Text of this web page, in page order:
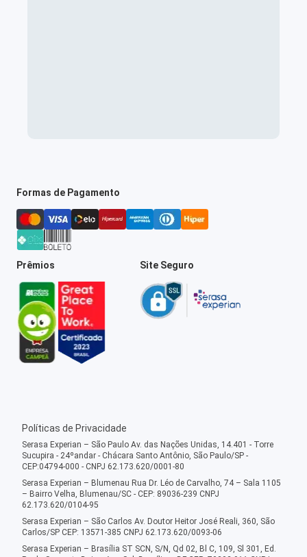
Formas de Pagamento
Prêmios Site Seguro
Políticas de Privacidade
Serasa Experian – São Paulo Av. das Nações Unidas, 14.401 - Torre
Sucupira - 24ºandar - Chácara Santo Antônio, São Paulo/SP -
CEP:04794-000 - CNPJ 62.173.620/0001-80
Serasa Experian – Blumenau Rua Dr. Léo de Carvalho, 74 – Sala 1105
– Bairro Velha, Blumenau/SC - CEP: 89036-239 CNPJ
62.173.620/0104-95
Serasa Experian – São Carlos Av. Doutor Heitor José Reali, 360, São
Carlos/SP CEP: 13571-385 CNPJ 62.173.620/0093-06
Serasa Experian – Brasília ST SCN, S/N, Qd 02, Bl C, 109, Sl 301, Ed.